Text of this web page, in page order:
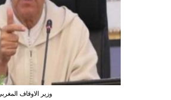
وزير الاوقاف